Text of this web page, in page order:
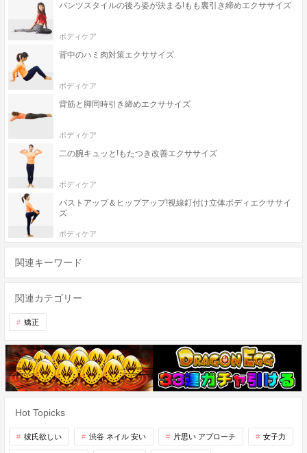
パンツスタイルの後ろ姿が決まる!もも裏引き締めエクササイズ
ボディケア
背中のハミ肉対策エクササイズ
ボディケア
背筋と脚同時引き締めエクササイズ
ボディケア
二の腕キュッと!もたつき改善エクササイズ
ボディケア
バストアップ＆ヒップアップ!視線釘付け立体ボディエクササイ
ズ
ボディケア
関連キーワード
関連カテゴリー
矯正
Hot Topicks
彼氏欲しい 渋谷 ネイル 安い 片思い アプローチ 女子力